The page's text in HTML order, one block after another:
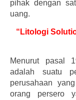
pihak dengan
uang.
“Litologi
Menurut pasal
adalah suatu
perusahaan
orang persero